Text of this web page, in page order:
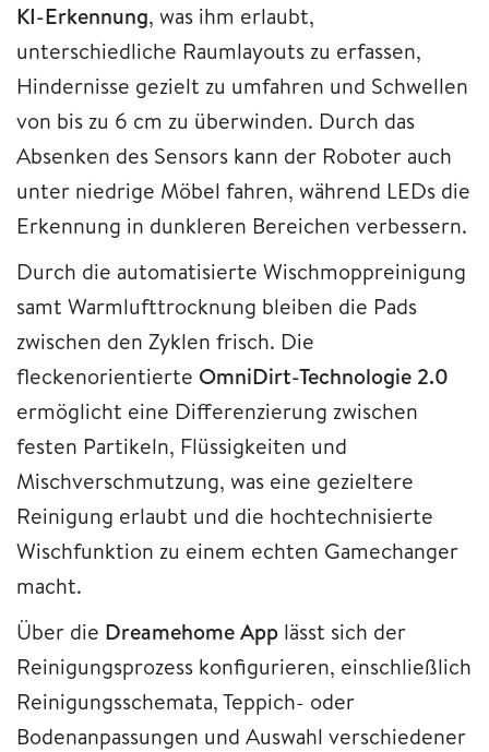
KI-Erkennung, was ihm erlaubt,
unterschiedliche Raumlayouts zu erfassen,
Hindernisse gezielt zu umfahren und Schwellen
von bis zu 6 cm zu überwinden. Durch das
Absenken des Sensors kann der Roboter auch
unter niedrige Möbel fahren, während LEDs die
Erkennung in dunkleren Bereichen verbessern.
Durch die automatisierte Wischmoppreinigung
samt Warmlufttrocknung bleiben die Pads
zwischen den Zyklen frisch. Die
fleckenorientierte OmniDirt-Technologie 2.0
ermöglicht eine Differenzierung zwischen
festen Partikeln, Flüssigkeiten und
Mischverschmutzung, was eine gezieltere
Reinigung erlaubt und die hochtechnisierte
Wischfunktion zu einem echten Gamechanger
macht.
Über die Dreamehome App lässt sich der
Reinigungsprozess konfigurieren, einschließlich
Reinigungsschemata, Teppich- oder
Bodenanpassungen und Auswahl verschiedener